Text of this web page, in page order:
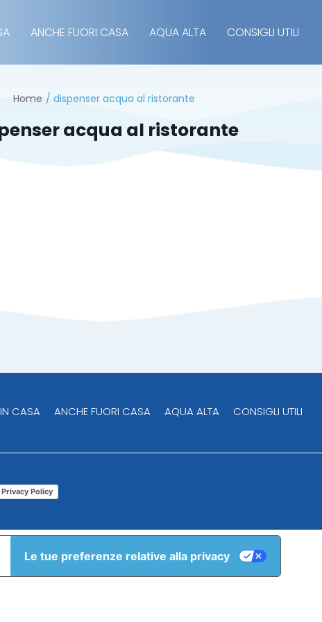
ANCHE FUORI CASA AQUA ALTA CONSIGLI UTILI
Home dispenser acqua al ristorante
acqua al ristorante
IN CASA ANCHE FUORI CASA AQUA ALTA CONSIGLI UTILI
Privacy Policy
Le tue preferenze relative alla privacy